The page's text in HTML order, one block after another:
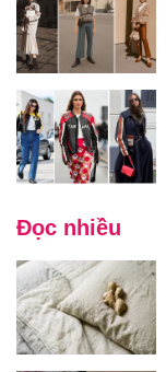
Đọc nhiều